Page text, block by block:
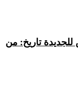
تاريخ: من